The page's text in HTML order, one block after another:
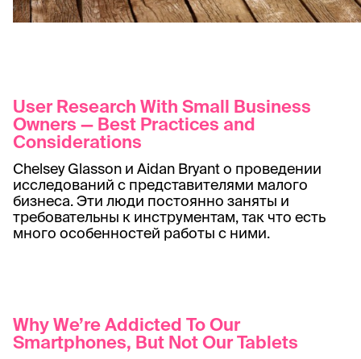
User Research With Small Business
Owners — Best Practices and
Considerations
Chelsey Glasson и Aidan Bryant о проведении
исследований с представителями малого
бизнеса. Эти люди постоянно заняты и
требовательны к инструментам, так что есть
много особенностей работы с ними.
Why We’re Addicted To Our
Smartphones, But Not Our Tablets